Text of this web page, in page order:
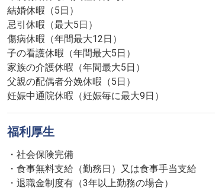
結婚休暇（5日）
忌引休暇（最大5日）
傷病休暇（年間最大12日）
子の看護休暇（年間最大5日）
家族の介護休暇（年間最大5日）
父親の配偶者分娩休暇（5日）
妊娠中通院休暇（妊娠毎に最大9日）
福利厚生
・社会保険完備
・食事無料支給（勤務日）又は食事手当支給
・退職金制度有（3年以上勤務の場合）